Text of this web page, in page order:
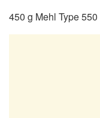
450 g Mehl Type 550